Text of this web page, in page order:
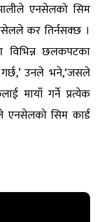
एनसेलको सिम
कर तिर्नसक्छ ।
विभिन्न छलकपटका
उनले भने,‘जसले
मायाँ गर्ने प्रत्येक
एनसेलको सिम कार्ड